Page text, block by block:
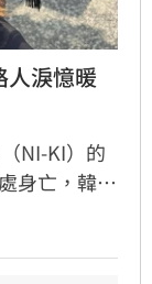
人淚憶暖
NI-KI）的
身亡，韓國
因追星